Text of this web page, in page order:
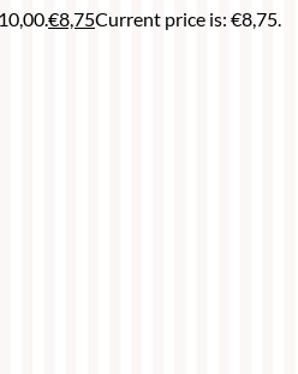
€8,75Current price is: €8,75.